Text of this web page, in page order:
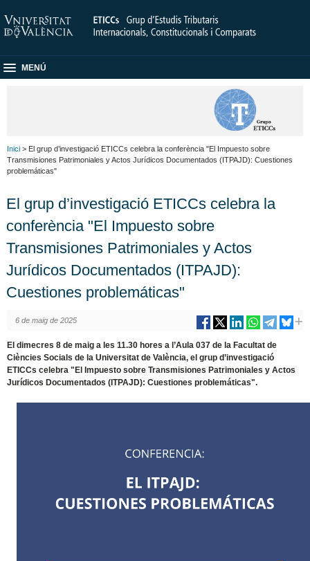
MENÚ
Inici > El grup d’investigació ETICCs celebra la conferència "El Impuesto sobre
Transmisiones Patrimoniales y Actos Jurídicos Documentados (ITPAJD): Cuestiones
problemáticas"
El grup d’investigació ETICCs celebra la
conferència "El Impuesto sobre
Transmisiones Patrimoniales y Actos
Jurídicos Documentados (ITPAJD):
Cuestiones problemáticas"
6 de maig de 2025
El dimecres 8 de maig a les 11.30 hores a l’Aula 037 de la Facultat de
Ciències Socials de la Universitat de València, el grup d’investigació
ETICCs celebra "El Impuesto sobre Transmisiones Patrimoniales y Actos
Jurídicos Documentados (ITPAJD): Cuestiones problemáticas".